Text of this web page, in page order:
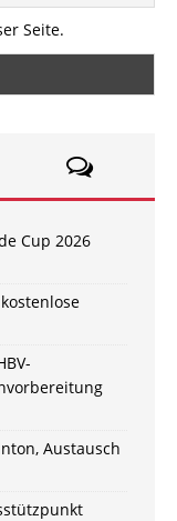
Seite.
Cup 2026
Austausch